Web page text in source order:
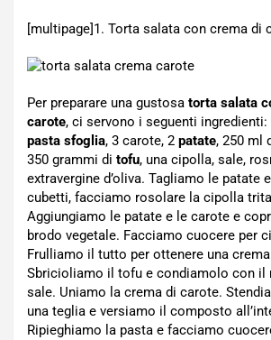
[multipage]1. Torta salata con crema di
Per preparare una gustosa torta salata
carote, ci servono i seguenti ingredienti:
pasta sfoglia, 3 carote, 2 patate, 250 ml
350 grammi di tofu, una cipolla, sale,
extravergine d’oliva. Tagliamo le patate
cubetti, facciamo rosolare la cipolla
Aggiungiamo le patate e le carote e
brodo vegetale. Facciamo cuocere per
Frulliamo il tutto per ottenere una
Sbricioliamo il tofu e condiamolo con il
sale. Uniamo la crema di carote.
una teglia e versiamo il composto
Ripieghiamo la pasta e facciamo